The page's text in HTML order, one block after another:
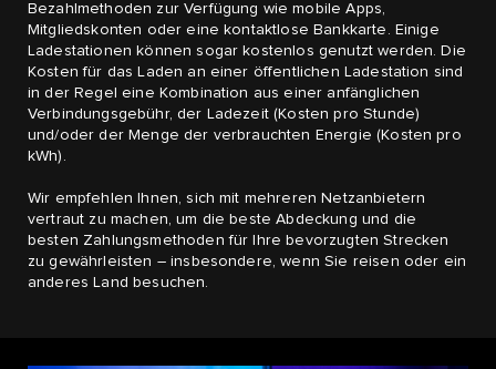
Bezahlmethoden zur Verfügung wie mobile Apps,
Mitgliedskonten oder eine kontaktlose Bankkarte. Einige
Ladestationen können sogar kostenlos genutzt werden. Die
Kosten für das Laden an einer öffentlichen Ladestation sind
in der Regel eine Kombination aus einer anfänglichen
Verbindungsgebühr, der Ladezeit (Kosten pro Stunde)
und/oder der Menge der verbrauchten Energie (Kosten pro
kWh).
Wir empfehlen Ihnen, sich mit mehreren Netzanbietern
vertraut zu machen, um die beste Abdeckung und die
besten Zahlungsmethoden für Ihre bevorzugten Strecken
zu gewährleisten – insbesondere, wenn Sie reisen oder ein
anderes Land besuchen.